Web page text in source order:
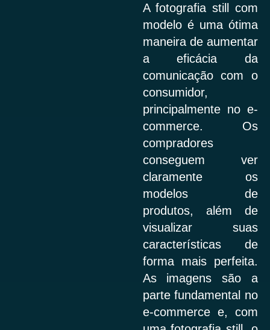
A fotografia still com
modelo é uma ótima
maneira de aumentar
a eficácia da
comunicação com o
consumidor,
principalmente no e-
commerce. Os
compradores
conseguem ver
claramente os
modelos de
produtos, além de
visualizar suas
características de
forma mais perfeita.
As imagens são a
parte fundamental no
e-commerce e, com